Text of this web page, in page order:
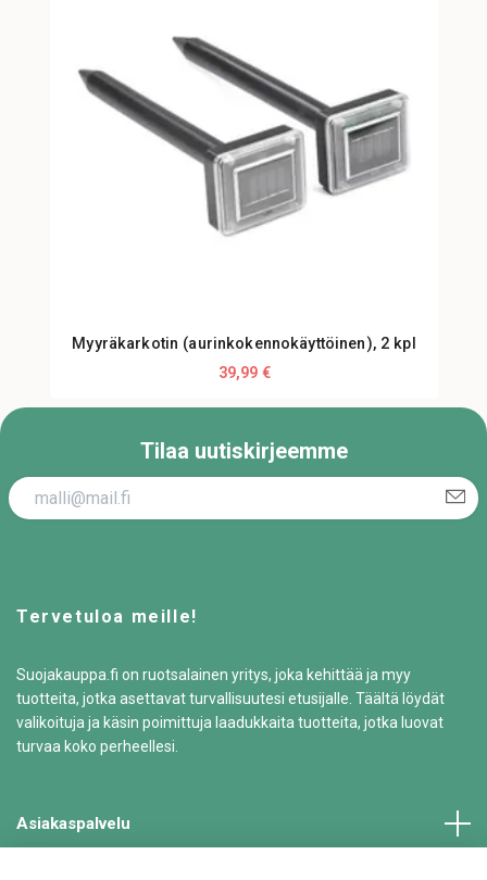
Myyräkarkotin (aurinkokennokäyttöinen), 2 kpl
39,99 €
Tilaa uutiskirjeemme
Tervetuloa meille!
Suojakauppa.fi on ruotsalainen yritys, joka kehittää ja myy
tuotteita, jotka asettavat turvallisuutesi etusijalle. Täältä löydät
valikoituja ja käsin poimittuja laadukkaita tuotteita, jotka luovat
turvaa koko perheellesi.
Asiakaspalvelu